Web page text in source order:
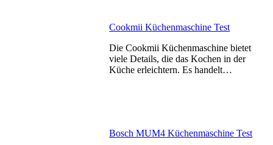
Cookmii Küchenmaschine Test
Die Cookmii Küchenmaschine bietet
viele Details, die das Kochen in der
Küche erleichtern. Es handelt…
Bosch MUM4 Küchenmaschine Test